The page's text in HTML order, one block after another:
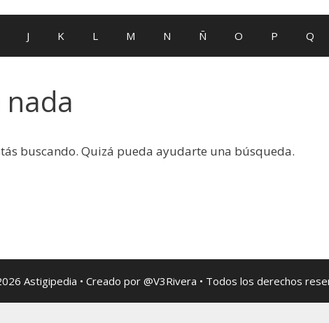
J K L M N Ñ O P Q
buscando. Quizá pueda ayudarte una búsqueda.
Astigipedia • Creado por @V3Rivera • Todos los derechos